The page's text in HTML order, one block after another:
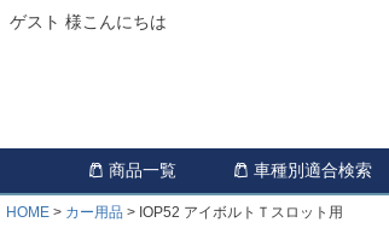
ゲスト 様こんにちは
商品一覧 車種別適合検索
HOME カー用品
IOP52 アイボルトＴスロット用